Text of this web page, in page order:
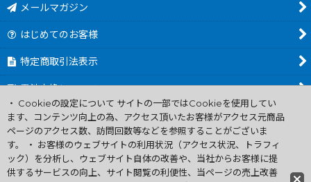
メールマガジン
はじめてのお客様
特定商取引法表示
電池交換について
商品カテゴリ一覧
Worldwide Shipping Guide
・ Cookieの設定について サイトの一部ではCookieを使用してい
ます、コンテンツ向上の為、アクセス頂いたお客様がアクセス元商品
ページのアクセス数、訪問回数等などを参照することがございま
す。 ・ お客様のウェブサイトの利用状況（アクセス状況、トラフィ
ック）を分析し、ウェブサイト自体の改善や、当社からお客様に提
供するサービスの向上、サイト閲覧の利便性、当ページの売上改善